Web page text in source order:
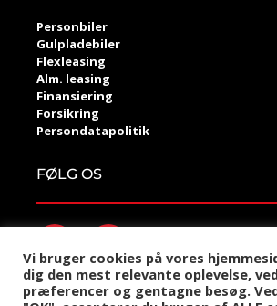
Personbiler
Gulpladebiler
Flexleasing
Alm. leasing
Finansiering
Forsikring
Persondatapolitik
FØLG OS
©2021 Krabbe Invest
Vi bruger cookies på vores
dig den mest relevante oplevelse,
præferencer og gentagne besøg.